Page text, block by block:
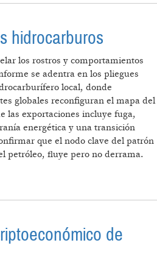
hidrocarburos
los rostros y comportamientos
se adentra en los pliegues
local, donde
globales reconfiguran el mapa del
las exportaciones incluye fuga,
energética y una transición
que el nodo clave del patrón
petróleo, fluye pero no derrama.
de